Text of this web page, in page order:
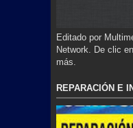
Editado por
Network. De clic
más.
REPARACIÓN E